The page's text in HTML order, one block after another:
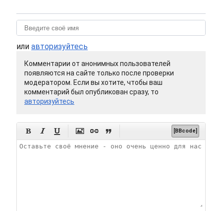
или авторизуйтесь
Комментарии от анонимных пользователей
появляются на сайте только после проверки
модератором. Если вы хотите, чтобы ваш
комментарий был опубликован сразу, то
авторизуйтесь
      [BBcode]